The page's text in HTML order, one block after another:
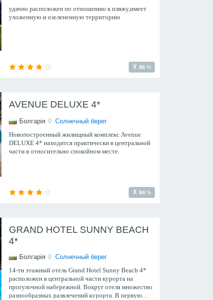
удачно расположен по отношению к пляжу,имеет
ухоженную и озелененную территорию
86 %
AVENUE DELUXE 4*
Болгарія
Солнечный берег
Новопостроенный жилищный комплекс Avenue
DELUXE 4* находится практически в центральной
части в относительно спокойном месте.
84 %
GRAND HOTEL SUNNY BEACH
4*
Болгарія
Солнечный берег
14-ти этажный отель Grand Hotel Sunny Beach 4*
расположен в центральной части курорта на
прогулочной набережной. Вокруг отеля множество
разнообразных развлечений курорта. В первую